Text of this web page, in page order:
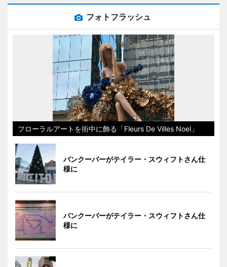
フォトフラッシュ
フローラルアートを街中に飾る「Fleurs De Villes Noel」
バンクーバーがテイラー・スウィフトさん仕
様に
バンクーバーがテイラー・スウィフトさん仕
様に